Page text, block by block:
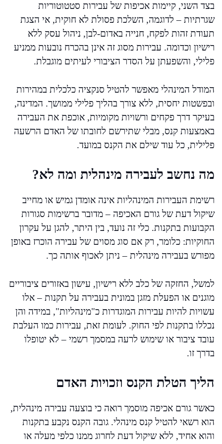
בצד השני, קיימות אכיפות של עבירות סטטוטוריות
שגרתיות – לדוגמה, השלכת פסולת לא חוקית, אי הצגת
תעודת זהות לפקח, חנייה באדום-לבן, ניהול עסק ללא
רישיון וכדומה. עבירות מסוג זה אינן בהכרח נובעות ממניע
פלילי, והשפעתן על הסדר הציבורי לעיתים מוגבלת.
המודל המינהלי מאפשר להטיל סנקציה כלכלית במהירות
ובפשטות יחסית, ללא צורך בהליך פלילי ממושך. המדינה,
בעיקר דרך פקחים ורשויות מקומיות, אוכפת את העבירה
באמצעות קנס, מבלי שתירשם לחובתו של האדם הרשעה
פלילית, כל עוד שילם את הקנס במועד.
מה נחשב לעבירה מינהלית ומה לא?
רשימת העבירות המינהליות אינה אומדן גמיש או מחייב
שיקול דעת של גורם האכיפה – מדובר ברשימות סגורות
הקבועות בתקנות. כלי זה נועד, בין היתר, להגן על עקרון
החוקיות: כלומר, רק אם סוג מסוים של עבירה הוכרז באופן
מפורש בעבירה מינהלית – ניתן לאכוף אותה כך.
למשל, החזקה של כלב ללא רישיון, עישון באזורים ציבוריים
מוגנים או הפעלת מזגן במונית בעבירה על תקנות – אלו
עשויות להיות עבירות המוגדרות כ"מינהליות", במידה והן
נכללו בתקנות לפי החוק. לעומת זאת, עבירות כמו העלבת
עובד ציבור או שימוש לרעה במסמך רשמי – לא יטופלו
בדרך זו.
הליך הטלת הקנס וזכויות האדם
כאשר גורם אכיפה מוסמך רואה כי בוצעה עבירה מינהלית,
הוא רשאי להטיל קנס מינהלי. גובה הקנס נקבע בתקנות
והוא אחיד, ללא שיקול דעת לחרוג ממנו כלפי מעלה או